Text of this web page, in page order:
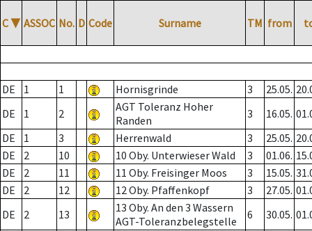
C ▼ ASSOC No. D Code Surname TM from
DE 1 1 Hornisgrinde 3 25.05.
DE
1 2
AGT Toleranz Hoher
Randen
3 16.05.
DE
1 3 Herrenwald 3 25.05.
DE
2 10 10 Oby. Unterwieser Wald 3 01.06.
DE
2 11 11 Oby. Freisinger Moos 3 15.05.
DE
2 12 12 Oby. Pfaffenkopf 3 27.05.
DE
2 13
13 Oby. An den 3 Wassern
AGT-Toleranzbelegstelle
6 30.05.